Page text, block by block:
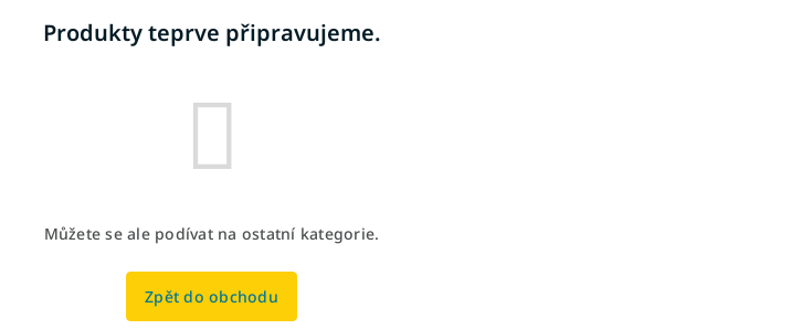
Produkty teprve připravujeme.
Můžete se ale podívat na ostatní kategorie.
Zpět do obchodu